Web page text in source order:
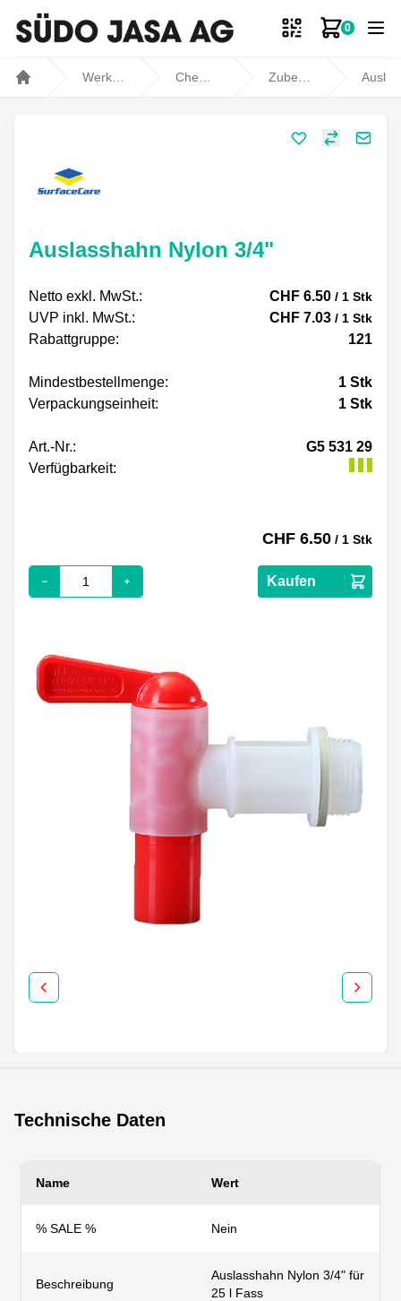
0
Zum
Auslasshahn Nylon 3/4"
Netto exkl. MwSt.: CHF 6.50 / 1 Stk
UVP inkl. MwSt.: CHF 7.03 / 1 Stk
Rabattgruppe: 121
Mindestbestellmenge: 1 Stk
Verpackungseinheit:
1 Stk
Art.-Nr.:
G5 531 29
Verfügbarkeit:
CHF 6.50 / 1 Stk
Kaufen
Technische Daten
Name Wert
% SALE % Nein
Beschreibung
Auslasshahn Nylon 3/4" für
25 l Fass